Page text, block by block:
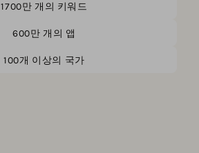
1700만 개의 키워드
600만 개의 앱
100개 이상의 국가